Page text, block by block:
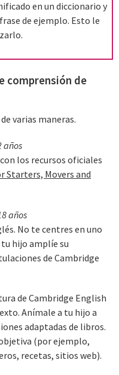
en un diccionario y
de ejemplo. Esto le
comprensión de
varias maneras.
años
los recursos oficiales
Starters, Movers and
años
No te centres en uno
hijo amplíe su
de Cambridge
de Cambridge English
Anímale a tu hijo a
adaptadas de libros.
(por ejemplo,
recetas, sitios web).